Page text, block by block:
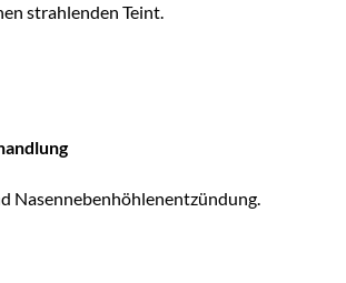
strahlenden Teint.
Nasennebenhöhlenentzündung.